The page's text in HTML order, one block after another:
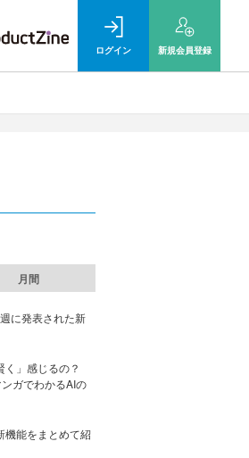
ログイン 新規会員登録
月間
に発表された新
く」感じるの？
ガでわかるAIの
機能をまとめて紹